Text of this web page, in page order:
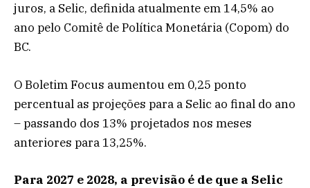
juros, a Selic, definida atualmente em 14,5% ao
ano pelo Comitê de Política Monetária (Copom) do
BC.
O Boletim Focus aumentou em 0,25 ponto
percentual as projeções para a Selic ao final do ano
– passando dos 13% projetados nos meses
anteriores para 13,25%.
Para 2027 e 2028, a previsão é de que a Selic